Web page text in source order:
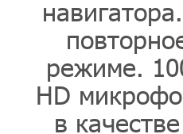
режиме.
HD
в